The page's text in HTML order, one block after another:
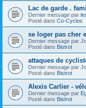
Lac de garde .
Dernier message par
Posté dans Co-Cyclos
se loger pas cher
Dernier message par
Posté dans Bistrot
attaques de
Dernier message par
Posté dans Bistrot
Alexis Carlier -
Dernier message par
Posté dans Bistrot